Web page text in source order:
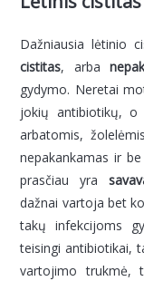
Dažniausia lėtinio
cistitas, arba
gydymo. Neretai
jokių antibiotikų, o
arbatomis,
nepakankamas ir
prasčiau yra
dažnai vartoja bet
takų infekcijoms
teisingi antibiotikai,
vartojimo trukmė,